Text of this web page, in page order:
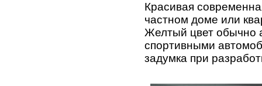
Красивая
частном доме или
Желтый цвет обычно
спортивными
задумка при